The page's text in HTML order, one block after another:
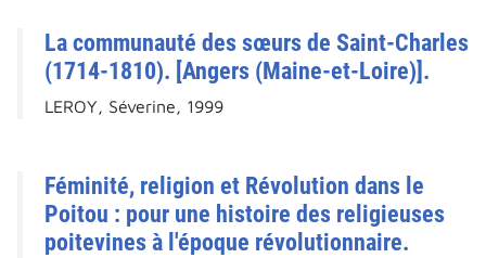
La communauté des sœurs de Saint-Charles
(1714-1810). [Angers (Maine-et-Loire)].
LEROY, Séverine, 1999
Féminité, religion et Révolution dans le
Poitou : pour une histoire des religieuses
poitevines à l'époque révolutionnaire.